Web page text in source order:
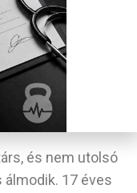
és nem utolsó
álmodik. 17 éves